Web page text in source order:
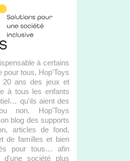
à certains
pour tous, Hop'Toys
20 ans des jeux et
à tous les enfants
qu'ils aient des
non. Hop'Toys
blog des supports
articles de fond,
de familles et bien
pour tous… afin
société plus